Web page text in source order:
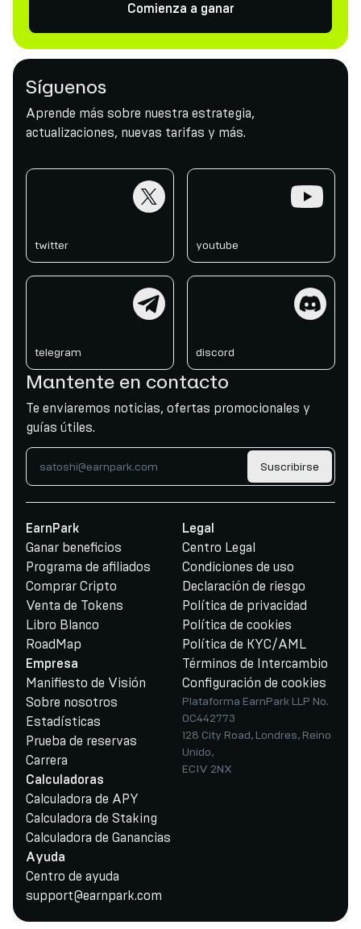
Comienza a ganar
Síguenos
Aprende más sobre nuestra estrategia,
actualizaciones, nuevas tarifas y más.
twitter youtube
telegram discord
Mantente en contacto
Te enviaremos noticias, ofertas promocionales y
guías útiles.
Suscribirse
EarnPark
Ganar beneficios
Programa de afiliados
Comprar Cripto
Venta de Tokens
Libro Blanco
RoadMap
Empresa
Manifiesto de Visión
Sobre nosotros
Estadísticas
Prueba de reservas
Carrera
Calculadoras
Calculadora de APY
Calculadora de Staking
Calculadora de Ganancias
Ayuda
Centro de ayuda
support@earnpark.com
Legal
Centro Legal
Condiciones de uso
Declaración de riesgo
Política de privacidad
Política de cookies
Política de KYC/AML
Términos de Intercambio
Configuración de cookies
Plataforma EarnPark LLP No.
OC442773
128 City Road, Londres, Reino
Unido,
EC1V 2NX